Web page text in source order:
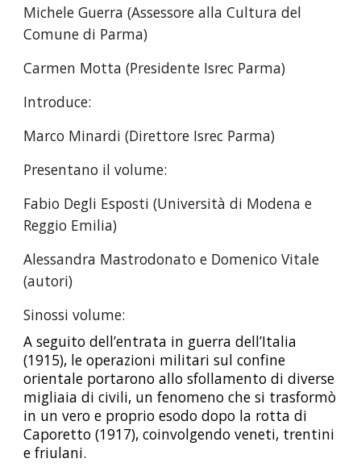
Michele Guerra (Assessore alla Cultura del
Comune di Parma)
Carmen Motta (Presidente Isrec Parma)
Introduce:
Marco Minardi (Direttore Isrec Parma)
Presentano il volume:
Fabio Degli Esposti (Università di Modena e
Reggio Emilia)
Alessandra Mastrodonato e Domenico Vitale
(autori)
Sinossi volume:
A seguito dell’entrata in guerra dell’Italia
(1915), le operazioni militari sul confine
orientale portarono allo sfollamento di diverse
migliaia di civili, un fenomeno che si trasformò
in un vero e proprio esodo dopo la rotta di
Caporetto (1917), coinvolgendo veneti, trentini
e friulani.